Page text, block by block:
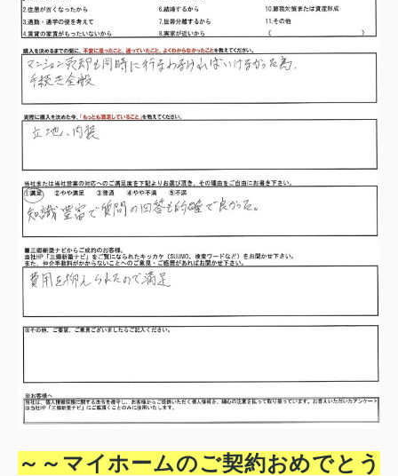
～～マイホームのご契約おめでとう